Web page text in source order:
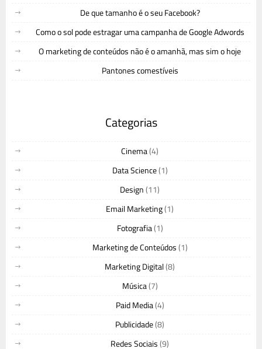
De que tamanho é o seu Facebook?
Como o sol pode estragar uma campanha de Google Adwords
O marketing de conteúdos não é o amanhã, mas sim o hoje
Pantones comestíveis
Categorias
Cinema(4)
Data Science(1)
Design(11)
Email Marketing(1)
Fotografia(1)
Marketing de Conteúdos(1)
Marketing Digital(8)
Música(7)
Paid Media(4)
Publicidade(8)
Redes Sociais(9)